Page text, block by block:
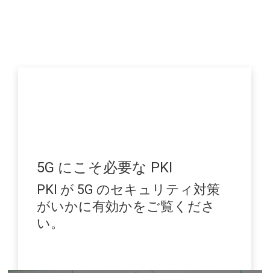
5G にこそ必要な PKI
PKI が 5G のセキュリティ対策
がいかに有効かをご覧くださ
い。